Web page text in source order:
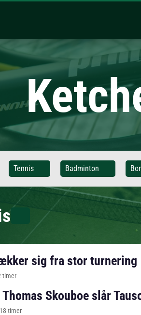
Tennis Badminton
sig fra stor turnering
timer
Skouboe slår
18 timer